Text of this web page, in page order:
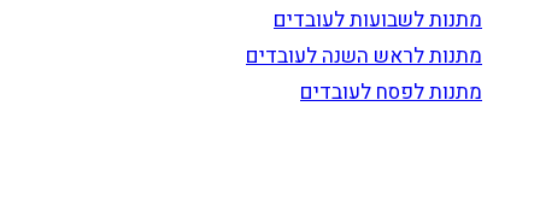
מתנות לשבועות לעובדים
מתנות לראש השנה לעובדים
מתנות לפסח לעובדים